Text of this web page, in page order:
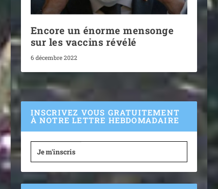
Encore un énorme mensonge
sur les vaccins révélé
6 décembre 2022
INSCRIVEZ VOUS GRATUITEMENT
À NOTRE LETTRE HEBDOMADAIRE
Je m'inscris